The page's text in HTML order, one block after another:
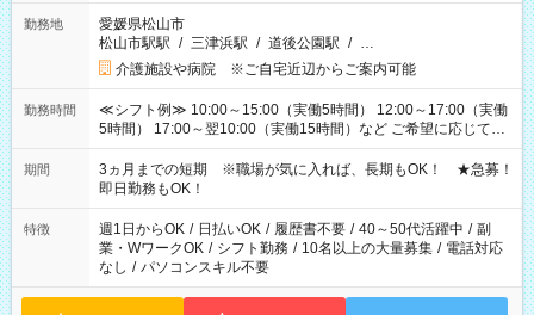
勤務地
愛媛県松山市
松山市駅駅 / 三津浜駅 / 道後公園駅 / …
介護施設や病院 ※ご自宅近辺からご案内可能
勤務時間
≪シフト例≫ 10:00～15:00（実働5時間） 12:00～17:00（実働
5時間） 17:00～翌10:00（実働15時間）など ご希望に応じて、
働く時間は調整できます！ お気軽に担当へ相談ください！
期間
3ヵ月までの短期 ※職場が気に入れば、長期もOK！ ★急募！
即日勤務もOK！
特徴 週1日からOK / 日払いOK / 履歴書不要 / 40～50代活躍中 / 副
業・WワークOK / シフト勤務 / 10名以上の大量募集 / 電話対応
なし / パソコンスキル不要